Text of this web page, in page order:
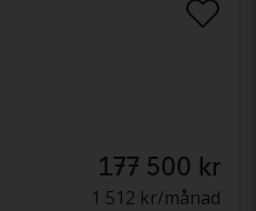
177 500 kr
1 512 kr/månad